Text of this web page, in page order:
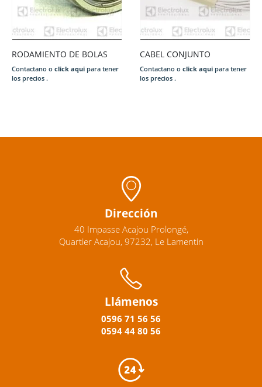
RODAMIENTO DE BOLAS
Contactano o click aqui para tener
los precios .
CABEL CONJUNTO
Contactano o click aqui para tener
los precios .
Dirección
40 Impasse Acajou Prolongé,
Quartier Acajou, 97232, Le Lamentin
Llámenos
0596 71 56 56
0594 44 80 56